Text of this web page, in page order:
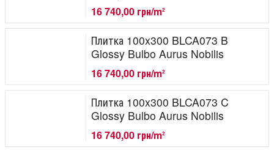
16 740,00 грн/m2
Плитка 100x300 BLCA073 B
Glossy Bulbo Aurus Nobilis
16 740,00 грн/m2
Плитка 100x300 BLCA073 C
Glossy Bulbo Aurus Nobilis
16 740,00 грн/m2